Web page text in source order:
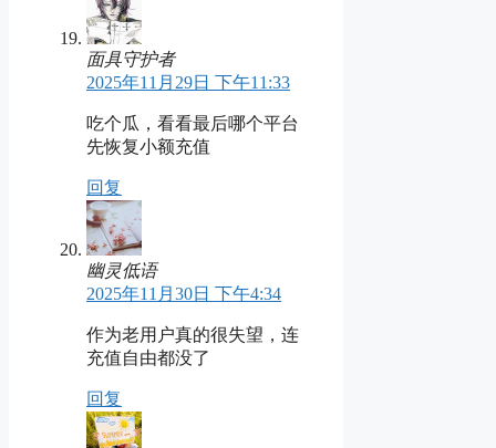
面具守护者
2025年11月29日 下午11:33
吃个瓜，看看最后哪个平台
先恢复小额充值
回复
幽灵低语
2025年11月30日 下午4:34
作为老用户真的很失望，连
充值自由都没了
回复